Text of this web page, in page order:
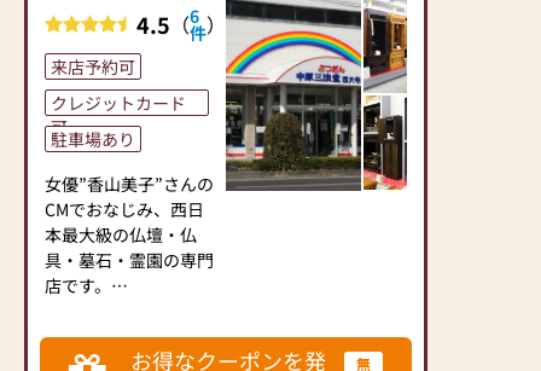
コーディネーター・お
墓ディレクターの有資
格者も在籍しておりま
す。
◆仏壇・仏具・墓石だ
けでなく、永代供養等
のご相談も承ります。
ぜひ一度中原三法堂 平
島店にお越しください
ませ。
北300ｍ ”仏壇 中原三
4.5 （6
件）
来店予約可
クレジットカード
可
駐車場あり
女優”香山美子”さんの
CMでおなじみ、西日
本最大級の仏壇・仏
具・墓石・霊園の専門
店です。
◆おかげさまでご好評
をいただいておりまお得なクーポンを発 無